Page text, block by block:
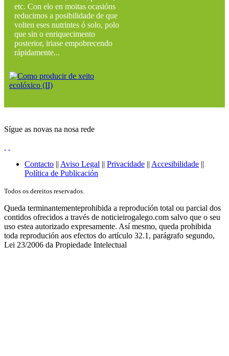
etc. Con elo en moitas ocasións
reducimos a posibilidade de que
volten eses nutrintes ó solo, polo
que sin o enriquecimento
posterior, iriase empobrecendo
rápidamente...
Sígue as novas na nosa rede
Contacto || Aviso Legal || Privacidade || Accesibilidade ||
Política de Publicación
Todos os dereitos reservados.
Queda terminantementeprohibida a reprodución total ou parcial dos
contidos ofrecidos a través de noticieirogalego.com salvo que o seu
uso estea autorizado expresamente. Así mesmo, queda prohibida
toda reprodución aos efectos do artículo 32.1, parágrafo segundo,
Lei 23/2006 da Propiedade Intelectual